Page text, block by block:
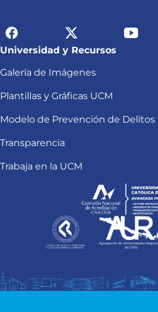
Universidad y Recursos
Galería de Imágenes
Plantillas y Gráficas UCM
Modelo de Prevención de Delitos
Transparencia
Trabaja en la UCM